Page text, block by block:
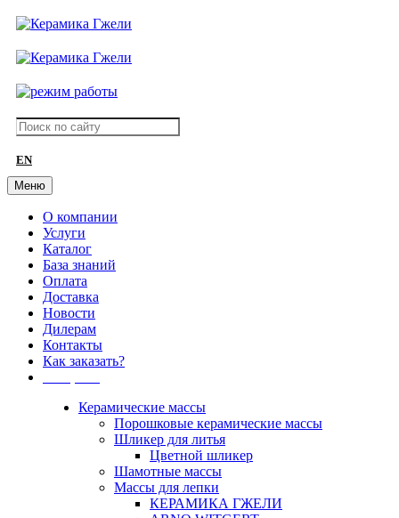
EN
Меню
О компании
Услуги
Каталог
База знаний
Оплата
Доставка
Новости
Дилерам
Контакты
Как заказать?
Керамические массы
Порошковые керамические массы
Шликер для литья
Цветной шликер
Шамотные массы
Массы для лепки
КЕРАМИКА ГЖЕЛИ